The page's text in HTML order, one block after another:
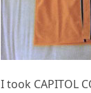
I took CAPITOL